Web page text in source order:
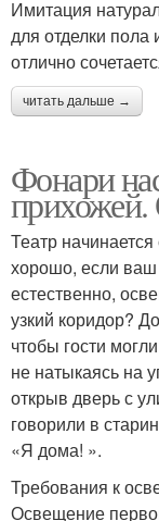
Имитация
для отделки пола
отлично
читать дальше →
Фонари
Театр
хорошо, если ваш
естественно,
узкий коридор?
чтобы гости
не натыкаясь на
открыв дверь с
говорили в
«Я дома! ».
Требования к
Освещение